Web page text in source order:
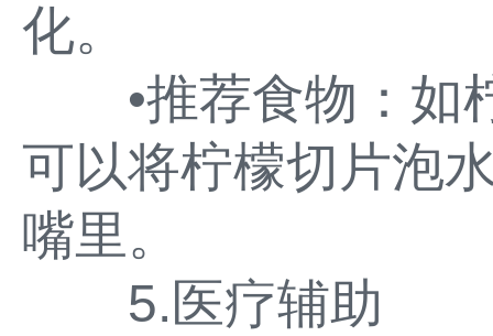
化。
•推荐食物：如
可以将柠檬切片泡
嘴里。
5.医疗辅助